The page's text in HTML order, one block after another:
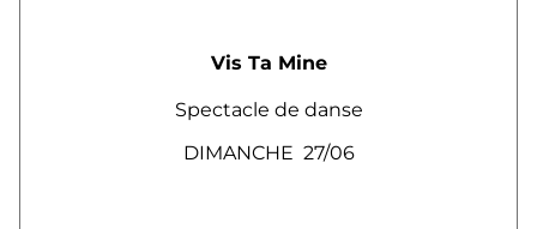
Vis Ta Mine
Spectacle de danse
DIMANCHE 27/06